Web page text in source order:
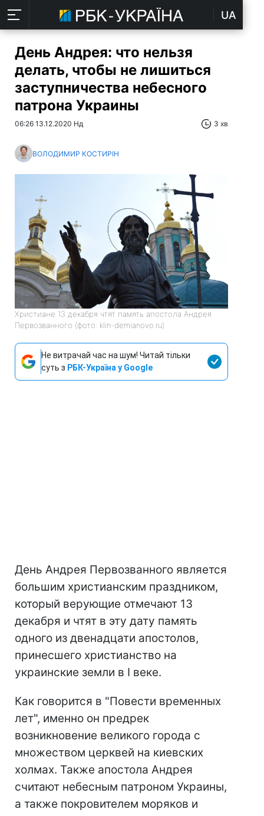
UA
День Андрея: что нельзя
делать, чтобы не лишиться
заступничества небесного
патрона Украины
06:26 13.12.2020 Нд 3 хв
ВОЛОДИМИР КОСТИРІН
Христиане 13 декабря чтят память апостола Андрея
Первозванного (фото: klin-demianovo.ru)
Не витрачай час на шум! Читай тільки
суть з РБК-Україна у Google
День Андрея Первозванного является
большим христианским праздником,
который верующие отмечают 13
декабря и чтят в эту дату память
одного из двенадцати апостолов,
принесшего христианство на
украинские земли в I веке.
Как говорится в "Повести временных
лет", именно он предрек
возникновение великого города с
множеством церквей на киевских
холмах. Также апостола Андрея
считают небесным патроном Украины,
а также покровителем моряков и